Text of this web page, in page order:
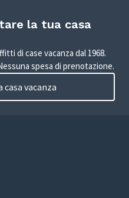
la tua casa
di case vacanza dal 1968.
spesa di prenotazione.
vacanza